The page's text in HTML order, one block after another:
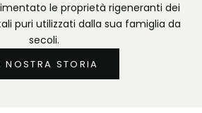
le proprietà rigeneranti dei
puri utilizzati dalla sua famiglia da
secoli.
NOSTRA STORIA